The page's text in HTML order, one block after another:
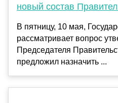
новый состав
В пятницу, 10 мая,
рассматривает вопрос
Председателя
предложил назначить ...